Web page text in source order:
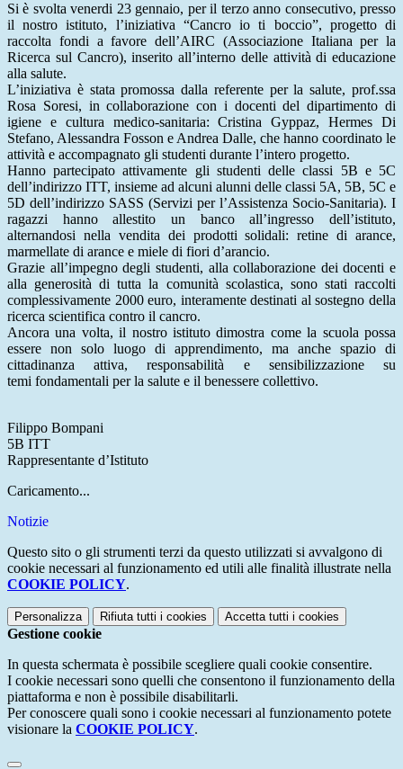
Si è svolta venerdi 23 gennaio, per il terzo anno consecutivo, presso
il nostro istituto, l’iniziativa “Cancro io ti boccio”, progetto di
raccolta fondi a favore dell’AIRC (Associazione Italiana per la
Ricerca sul Cancro), inserito all’interno delle attività di educazione
alla salute.
L’iniziativa è stata promossa dalla referente per la salute, prof.ssa
Rosa Soresi, in collaborazione con i docenti del dipartimento di
igiene e cultura medico-sanitaria: Cristina Gyppaz, Hermes Di
Stefano, Alessandra Fosson e Andrea Dalle, che hanno coordinato le
attività e accompagnato gli studenti durante l’intero progetto.
Hanno partecipato attivamente gli studenti delle classi 5B e 5C
dell’indirizzo ITT, insieme ad alcuni alunni delle classi 5A, 5B, 5C e
5D dell’indirizzo SASS (Servizi per l’Assistenza Socio-Sanitaria). I
ragazzi hanno allestito un banco all’ingresso dell’istituto,
alternandosi nella vendita dei prodotti solidali: retine di arance,
marmellate di arance e miele di fiori d’arancio.
Grazie all’impegno degli studenti, alla collaborazione dei docenti e
alla generosità di tutta la comunità scolastica, sono stati raccolti
complessivamente 2000 euro, interamente destinati al sostegno della
ricerca scientifica contro il cancro.
Ancora una volta, il nostro istituto dimostra come la scuola possa
essere non solo luogo di apprendimento, ma anche spazio di
cittadinanza attiva, responsabilità e sensibilizzazione su
temi fondamentali per la salute e il benessere collettivo.
Filippo Bompani
5B ITT
Rappresentante d’Istituto
Caricamento...
Notizie
Questo sito o gli strumenti terzi da questo utilizzati si avvalgono di
cookie necessari al funzionamento ed utili alle finalità illustrate nella
COOKIE POLICY.
Personalizza Rifiuta tutti i cookies Accetta tutti i cookies
Gestione cookie
In questa schermata è possibile scegliere quali cookie consentire.
I cookie necessari sono quelli che consentono il funzionamento della
piattaforma e non è possibile disabilitarli.
Per conoscere quali sono i cookie necessari al funzionamento potete
visionare la COOKIE POLICY.